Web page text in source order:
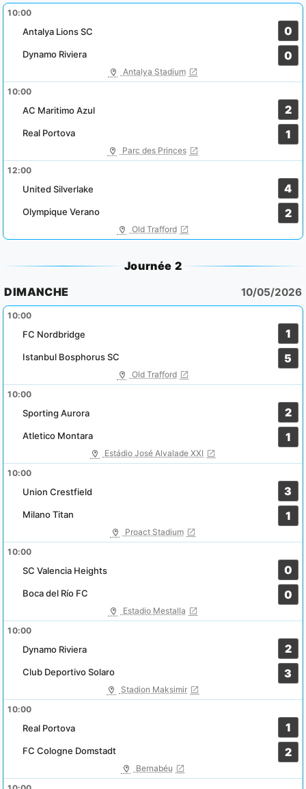
10:00
Antalya Lions SC
0
0
Dynamo Riviera
Antalya Stadium
10:00
AC Maritimo Azul
2
1
Real Portova
Parc des Princes
12:00
United Silverlake
4
2
Olympique Verano
Old Trafford
Journée 2
DIMANCHE
10/05/2026
10:00
FC Nordbridge
1
5
Istanbul Bosphorus SC
Old Trafford
10:00
Sporting Aurora
2
1
Atletico Montara
Estádio José Alvalade XXI
10:00
Union Crestfield
3
1
Milano Titan
Proact Stadium
10:00
SC Valencia Heights
0
0
Boca del Río FC
Estadio Mestalla
10:00
Dynamo Riviera
2
3
Club Deportivo Solaro
Stadion Maksimir
10:00
Real Portova
1
2
FC Cologne Domstadt
Bernabéu